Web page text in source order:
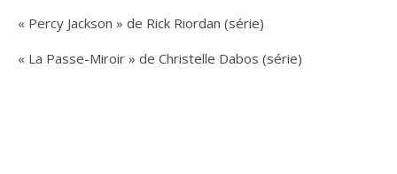
« Percy Jackson » de Rick Riordan (série)
« La Passe-Miroir » de Christelle Dabos (série)